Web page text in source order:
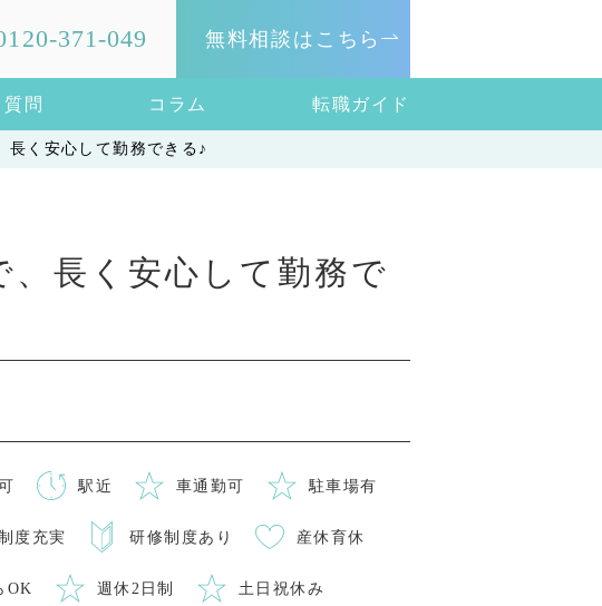
371-049 無料相談はこちら
問 コラム 転職ガイド
長く安心して勤務できる♪
、長く安心して勤務で
駅近 車通勤可 駐車場有
度充実 研修制度あり 産休育休
OK 週休2日制 土日祝休み